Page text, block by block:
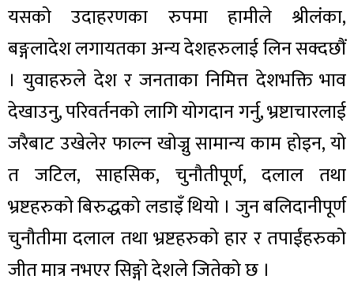
यसको उदाहरणका रुपमा हामीले श्रीलंका,
बङ्गलादेश लगायतका अन्य देशहरुलाई लिन सक्दछौं
। युवाहरुले देश र जनताका निमित्त देशभक्ति भाव
देखाउनु, परिवर्तनको लागि योगदान गर्नु, भ्रष्टाचारलाई
जरैबाट उखेलेर फाल्न खोज्नु सामान्य काम होइन, यो
त जटिल, साहसिक, चुनौतीपूर्ण, दलाल तथा
भ्रष्टहरुको बिरुद्धको लडाइँ थियो । जुन बलिदानीपूर्ण
चुनौतीमा दलाल तथा भ्रष्टहरुको हार र तपाईंहरुको
जीत मात्र नभएर सिङ्गो देशले जितेको छ ।